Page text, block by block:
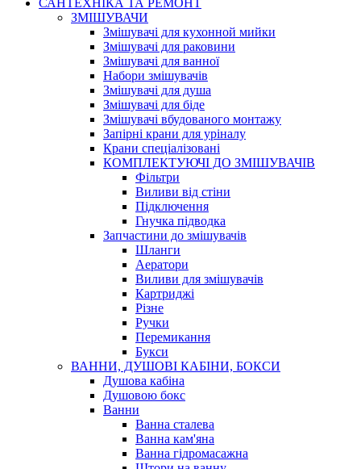
САНТЕХНІКА ТА РЕМОНТ
ЗМІШУВАЧИ
Змішувачі для кухонной мийки
Змішувачі для раковини
Змішувачі для ванної
Набори змішувачів
Змішувачі для душа
Змішувачі для біде
Змішувачі вбудованого монтажу
Запірні крани для уріналу
Крани спеціалізовані
КОМПЛЕКТУЮЧІ ДО ЗМІШУВАЧІВ
Фільтри
Виливи від стіни
Підключення
Гнучка підводка
Запчастини до змішувачів
Шланги
Аератори
Виливи для змішувачів
Картриджі
Різне
Ручки
Перемикання
Букси
ВАННИ, ДУШОВІ КАБІНИ, БОКСИ
Душова кабіна
Душовою бокс
Ванни
Ванна сталева
Ванна кам'яна
Ванна гідромасажна